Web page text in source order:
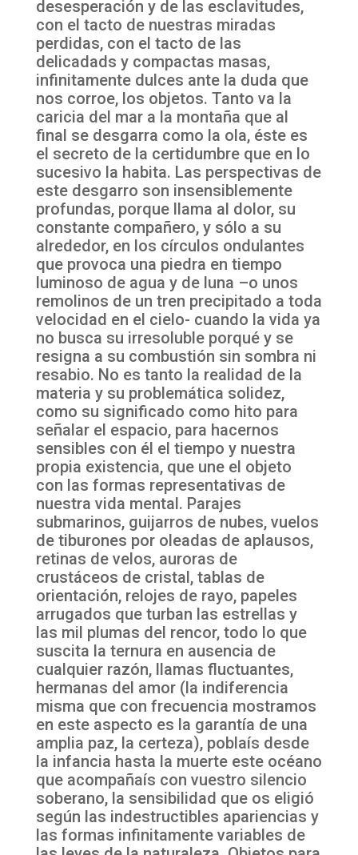
desesperación y de las esclavitudes,
con el tacto de nuestras miradas
perdidas, con el tacto de las
delicadads y compactas masas,
infinitamente dulces ante la duda que
nos corroe, los objetos. Tanto va la
caricia del mar a la montaña que al
final se desgarra como la ola, éste es
el secreto de la certidumbre que en lo
sucesivo la habita. Las perspectivas de
este desgarro son insensiblemente
profundas, porque llama al dolor, su
constante compañero, y sólo a su
alrededor, en los círculos ondulantes
que provoca una piedra en tiempo
luminoso de agua y de luna –o unos
remolinos de un tren precipitado a toda
velocidad en el cielo- cuando la vida ya
no busca su irresoluble porqué y se
resigna a su combustión sin sombra ni
resabio. No es tanto la realidad de la
materia y su problemática solidez,
como su significado como hito para
señalar el espacio, para hacernos
sensibles con él el tiempo y nuestra
propia existencia, que une el objeto
con las formas representativas de
nuestra vida mental. Parajes
submarinos, guijarros de nubes, vuelos
de tiburones por oleadas de aplausos,
retinas de velos, auroras de
crustáceos de cristal, tablas de
orientación, relojes de rayo, papeles
arrugados que turban las estrellas y
las mil plumas del rencor, todo lo que
suscita la ternura en ausencia de
cualquier razón, llamas fluctuantes,
hermanas del amor (la indiferencia
misma que con frecuencia mostramos
en este aspecto es la garantía de una
amplia paz, la certeza), poblaís desde
la infancia hasta la muerte este océano
que acompañaís con vuestro silencio
soberano, la sensibilidad que os eligió
según las indestructibles apariencias y
las formas infinitamente variables de